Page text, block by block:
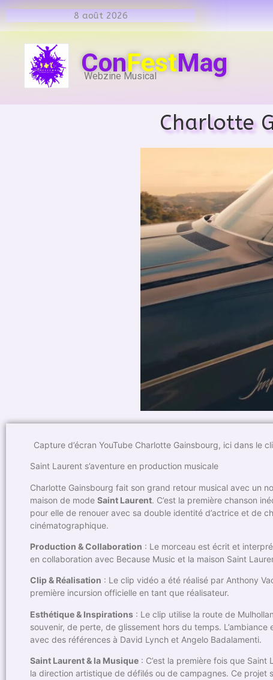
8 août 2026
ConFestMag
Webzine Musical
Charlotte
Capture d’écran YouTube Charlotte Gainsbourg, ici dans le
Saint Laurent s’aventure en production musicale
Charlotte Gainsbourg fait son grand retour musical avec un
maison de mode Saint Laurent. C’est la première chanson
pour elle de renouer avec sa double identité d’actrice et de
cinématographique.
Production & Collaboration : Le morceau est écrit et
en collaboration avec Because Music et la maison Saint
Clip & Réalisation : Le clip vidéo a été réalisé par Anthony
première incursion officielle en tant que réalisateur.
Esthétique & Inspirations : Le clip utilise la route de
souvenir, de perte, de glissement hors du temps.
avec des références à David Lynch et Angelo Badalamenti.
Saint Laurent & la Musique : C’est la première fois que
la direction artistique de défilés ou de campagnes. Ce projet